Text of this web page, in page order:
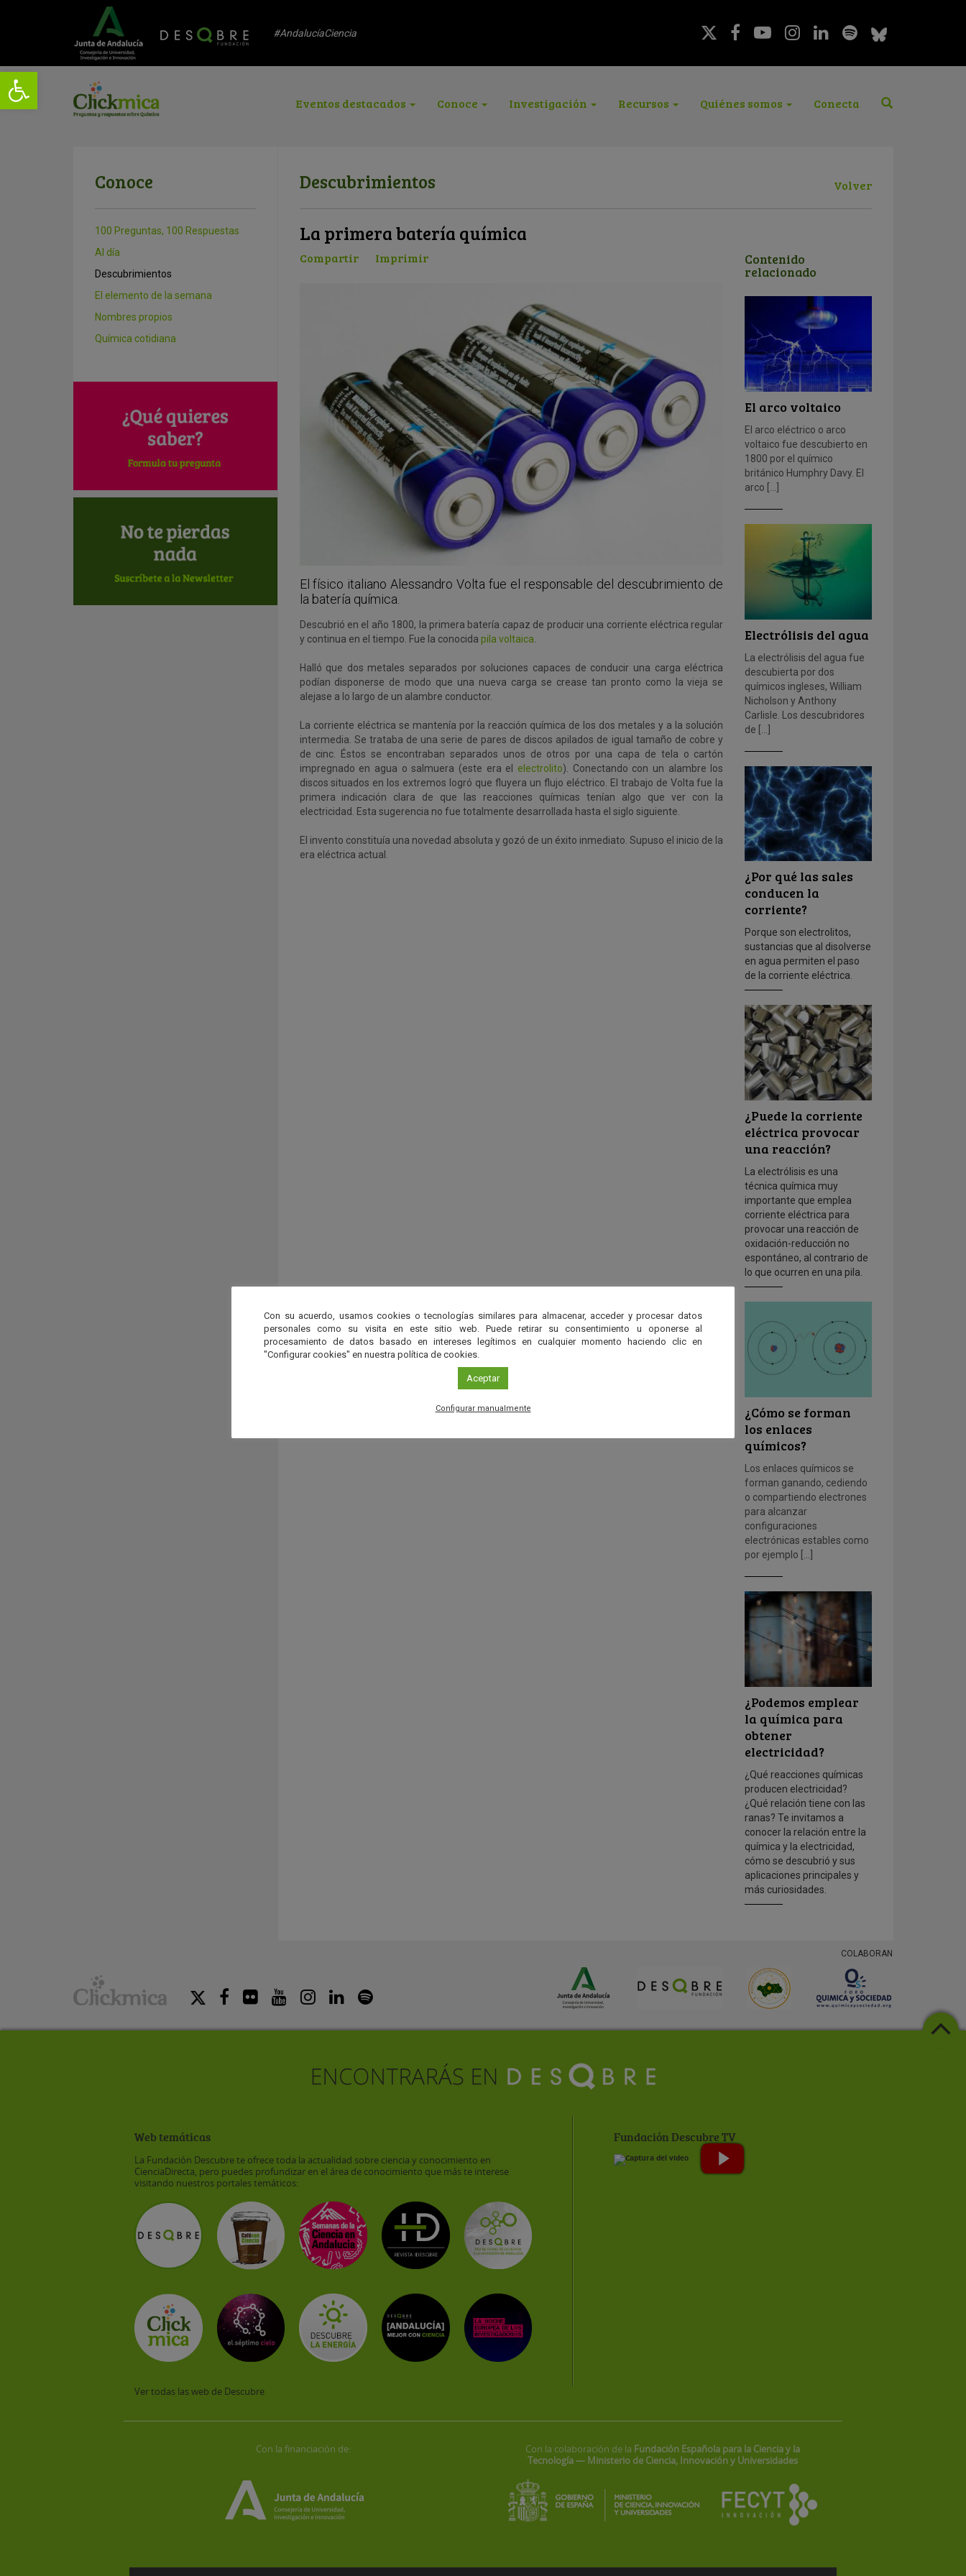
#AndalucíaCiencia
Eventos destacados Conoce Investigación Recursos Quiénes somos Conecta
Conoce
100 Preguntas, 100 Respuestas
Al día
Descubrimientos
El elemento de la semana
Nombres propios
Química cotidiana
Descubrimientos Volver
La primera batería química
Compartir Imprimir
El físico italiano Alessandro Volta fue el responsable del descubrimiento de
la batería química.
Descubrió en el año 1800, la primera batería capaz de producir una corriente eléctrica regular
y continua en el tiempo. Fue la conocida pila voltaica.
Halló que dos metales separados por soluciones capaces de conducir una carga eléctrica
podían disponerse de modo que una nueva carga se crease tan pronto como la vieja se
alejase a lo largo de un alambre conductor.
La corriente eléctrica se mantenía por la reacción química de los dos metales y a la solución
intermedia. Se trataba de una serie de pares de discos apilados de igual tamaño de cobre y
de cinc. Éstos se encontraban separados unos de otros por una capa de tela o cartón
impregnado en agua o salmuera (este era el electrolito). Conectando con un alambre los
discos situados en los extremos logró que fluyera un flujo eléctrico. El trabajo de Volta fue la
primera indicación clara de que las reacciones químicas tenían algo que ver con la
electricidad. Esta sugerencia no fue totalmente desarrollada hasta el siglo siguiente.
El invento constituía una novedad absoluta y gozó de un éxito inmediato. Supuso el inicio de la
era eléctrica actual.
Contenido
relacionado
El arco voltaico
El arco eléctrico o arco
voltaico fue descubierto en
1800 por el químico
británico Humphry Davy. El
arco […]
Electrólisis del agua
La electrólisis del agua fue
descubierta por dos
químicos ingleses, William
Nicholson y Anthony
Carlisle. Los descubridores
de […]
¿Por qué las sales
conducen la
corriente?
Porque son electrolitos,
sustancias que al disolverse
en agua permiten el paso
de la corriente eléctrica.
¿Puede la corriente
eléctrica provocar
una reacción?
La electrólisis es una
técnica química muy
importante que emplea
corriente eléctrica para
provocar una reacción de
oxidación-reducción no
espontáneo, al contrario de
lo que ocurren en una pila.
¿Cómo se forman
los enlaces
químicos?
Los enlaces químicos se
forman ganando, cediendo
o compartiendo electrones
para alcanzar
configuraciones
electrónicas estables como
por ejemplo […]
¿Podemos emplear
la química para
obtener
electricidad?
¿Qué reacciones químicas
producen electricidad?
¿Qué relación tiene con las
ranas? Te invitamos a
conocer la relación entre la
química y la electricidad,
cómo se descubrió y sus
aplicaciones principales y
más curiosidades.
COLABORAN
Web temáticas
La Fundación Descubre te ofrece toda la actualidad sobre ciencia y conocimiento en
CienciaDirecta, pero puedes profundizar en el área de conocimiento que más te interese
visitando nuestros portales temáticos:
Ver todas las web de Descubre
Fundación Descubre TV
Con la financiación de: Con la colaboración de la Fundación Española para la Ciencia y la
Tecnología — Ministerio de Ciencia, Innovación y Universidades
Con su acuerdo, usamos cookies o tecnologías similares para almacenar, acceder y procesar datos
personales como su visita en este sitio web. Puede retirar su consentimiento u oponerse al
procesamiento de datos basado en intereses legítimos en cualquier momento haciendo clic en
"Configurar cookies" en nuestra política de cookies.
Aceptar
Configurar manualmente